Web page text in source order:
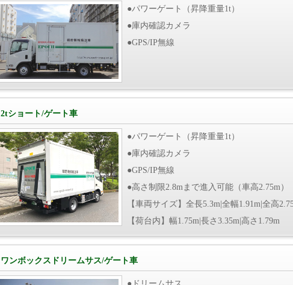
●パワーゲート（昇降重量1t）
●庫内確認カメラ
●GPS/IP無線
2tショート/ゲート車
●パワーゲート（昇降重量1t）
●庫内確認カメラ
●GPS/IP無線
●高さ制限2.8mまで進入可能（車高2.75m）
【車両サイズ】全長5.3m|全幅1.91m|全高
【荷台内】幅1.75m|長さ3.35m|高さ1.79m
ワンボックスドリームサス/ゲート車